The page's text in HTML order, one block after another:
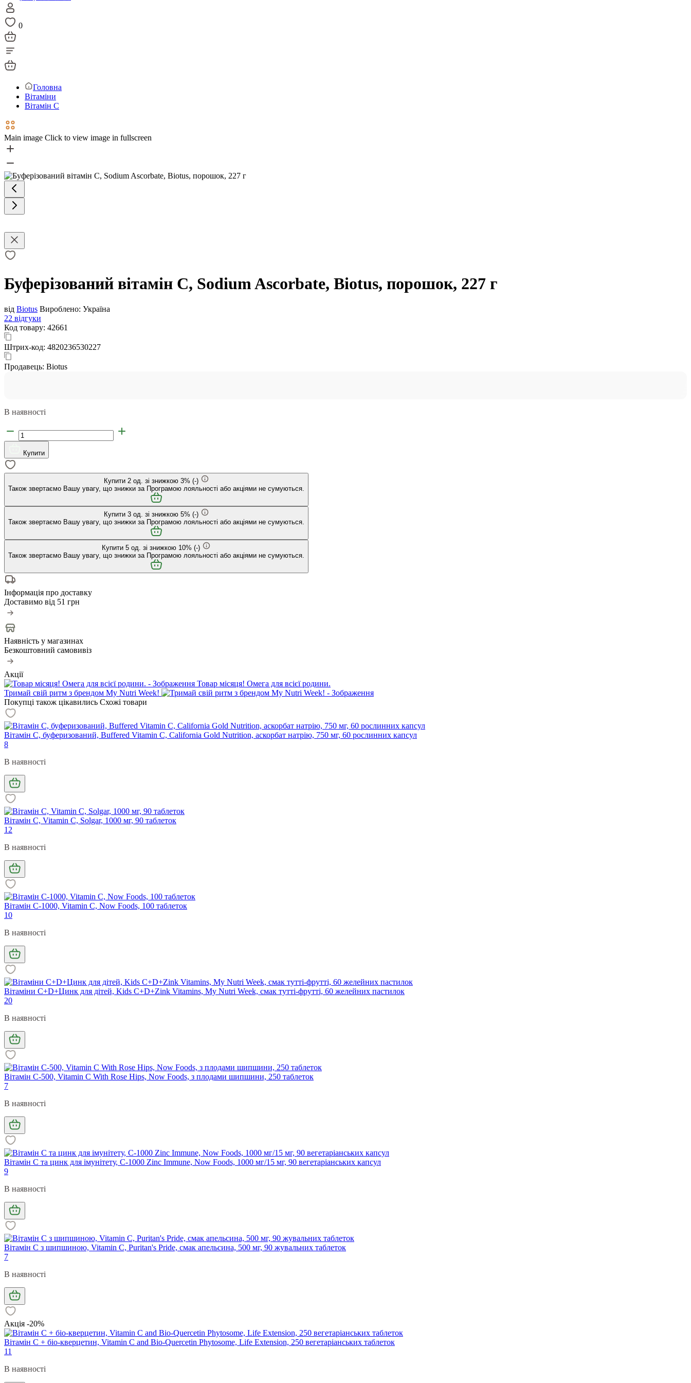
0
Головна
Вітаміни
Вітамін С
Main image Click to view image in fullscreen
Буферізований вітамін С, Sodium Ascorbate, Biotus, порошок, 227 г
від Biotus Вироблено: Україна
22 відгуки
Код товару: 42661
Штрих-код: 4820236530227
Продавець: Biotus
В наявності
Купити
Купити 2од. зі знижкою 3% (-)
Також звертаємо Вашу увагу, що знижки за Програмою лояльності або акціями не сумуються.
Купити 3од. зі знижкою 5% (-)
Також звертаємо Вашу увагу, що знижки за Програмою лояльності або акціями не сумуються.
Купити 5 од. зі знижкою 10% (-)
Також звертаємо Вашу увагу, що знижки за Програмою лояльності або акціями не сумуються.
Інформація про доставку
Доставимо від 51 грн
Наявність у магазинах
Безкоштовний самовивіз
Акції
Товар місяця! Омега для всієї родини.
Тримай свій ритм з брендом My Nutri Week!
Покупці також цікавились Схожі товари
Вітамін С, буферизований, Buffered Vitamin C, California Gold Nutrition, аскорбат натрію, 750 мг, 60 рослинних капсул
8
В наявності
Вітамін С, Vitamin C, Solgar, 1000 мг, 90 таблеток
12
В наявності
Вітамін С-1000, Vitamin C, Now Foods, 100 таблеток
10
В наявності
Вітаміни С+D+Цинк для дітей, Kids C+D+Zink Vitamins, My Nutri Week, смак тутті-фрутті, 60 желейних пастилок
20
В наявності
Вітамін С-500, Vitamin C With Rose Hips, Now Foods, з плодами шипшини, 250 таблеток
7
В наявності
Вітамін С та цинк для імунітету, C-1000 Zinc Immune, Now Foods, 1000 мг/15 мг, 90 вегетаріанських капсул
9
В наявності
Вітамін С з шипшиною, Vitamin C, Puritan's Pride, смак апельсина, 500 мг, 90 жувальних таблеток
7
В наявності
Акція -20%
Вітамін С + біо-кверцетин, Vitamin C and Bio-Quercetin Phytosome, Life Extension, 250 вегетаріанських таблеток
11
В наявності